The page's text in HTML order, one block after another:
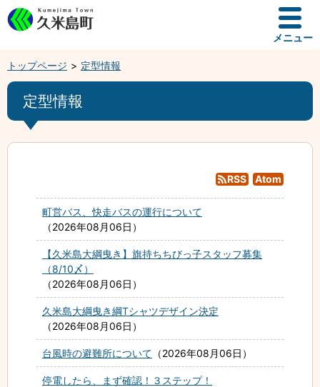
メニュー
トップページ 定型情報
定型情報
RSS Atom
町営バス、快走バスの運行について
2026年08月06日
【久米島大綱曳き】旗持ちちびっ子スタッフ募集
（8/10〆）
2026年08月06日
久米島大綱曳き綱Tシャツデザイン決定
2026年08月06日
台風時の避難所について 2026年08月06日
停電したら、まず確認！３ステップ！